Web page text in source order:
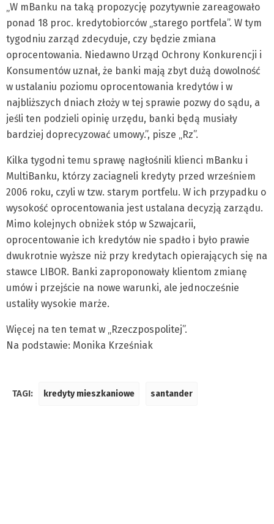
„W mBanku na taką propozycję pozytywnie zareagowało
ponad 18 proc. kredytobiorców „starego portfela”. W tym
tygodniu zarząd zdecyduje, czy będzie zmiana
oprocentowania. Niedawno Urząd Ochrony Konkurencji i
Konsumentów uznał, że banki mają zbyt dużą dowolność
w ustalaniu poziomu oprocentowania kredytów i w
najbliższych dniach złoży w tej sprawie pozwy do sądu, a
jeśli ten podzieli opinię urzędu, banki będą musiały
bardziej doprecyzować umowy.”, pisze „Rz”.
Kilka tygodni temu sprawę nagłośnili klienci mBanku i
MultiBanku, którzy zaciagneli kredyty przed wrześniem
2006 roku, czyli w tzw. starym portfelu. W ich przypadku o
wysokość oprocentowania jest ustalana decyzją zarządu.
Mimo kolejnych obniżek stóp w Szwajcarii,
oprocentowanie ich kredytów nie spadło i było prawie
dwukrotnie wyższe niż przy kredytach opierających się na
stawce LIBOR. Banki zaproponowały klientom zmianę
umów i przejście na nowe warunki, ale jednocześnie
ustaliły wysokie marże.
Więcej na ten temat w „Rzeczpospolitej”.
Na podstawie: Monika Krześniak
TAGI: kredyty mieszkaniowe santander